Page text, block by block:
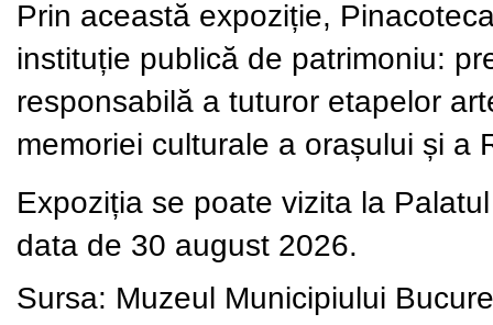
Prin această expoziție,
instituție publică de patrimoniu:
responsabilă a tuturor etapelor
memoriei culturale a orașului și a
Expoziția se poate vizita la
data de 30 august 2026.
Sursa: Muzeul Municipiului